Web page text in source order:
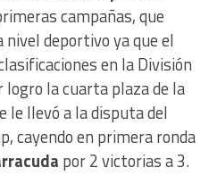
campañas, que
deportivo ya que el
en la División
logro la cuarta plaza de la
le llevó a la disputa del
cayendo en primera ronda
por 2 victorias a 3.